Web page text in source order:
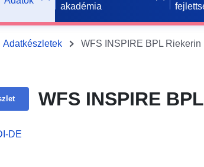
akadémia
Adatkészletek WFS INSPIRE BPL Riekerin
WFS INSPIRE
DE